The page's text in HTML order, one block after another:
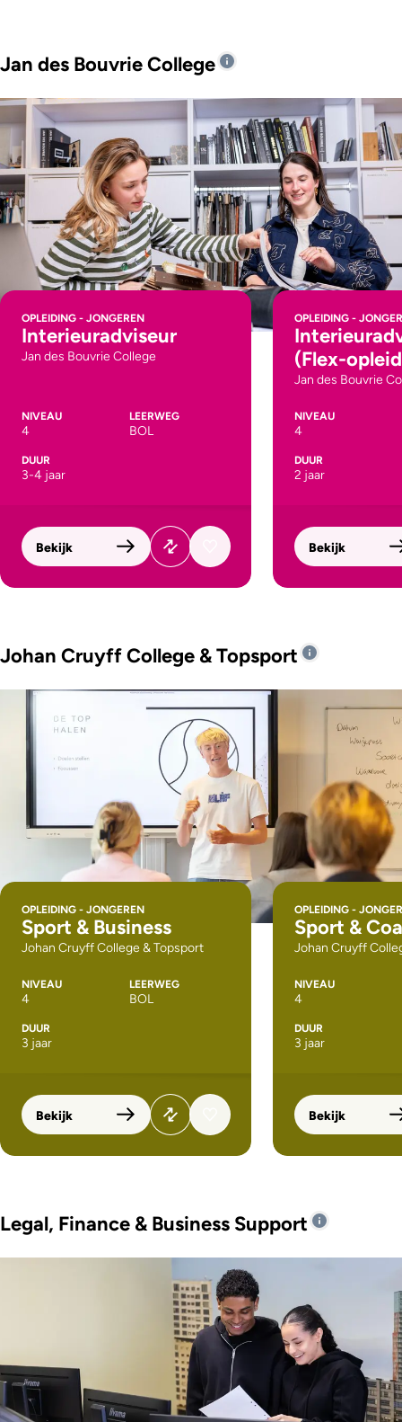
Jan des Bouvrie College
OPLEIDING - JONGEREN
Interieuradviseur
Jan des Bouvrie College
NIVEAU
4
LEERWEG
BOL
DUUR
3-4 jaar
Bekijk
OPLEIDING -
(Flex-
Jan des Bouvrie
NIVEAU
4
DUUR
2 jaar
Bekijk
Johan Cruyff College & Topsport
OPLEIDING - JONGEREN
Sport & Business
Johan Cruyff College & Topsport
NIVEAU
4
LEERWEG
BOL
DUUR
3 jaar
Bekijk
OPLEIDING -
Sport &
Johan Cruyff
NIVEAU
4
DUUR
3 jaar
Bekijk
Legal, Finance & Business Support